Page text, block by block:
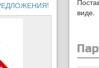
виде.